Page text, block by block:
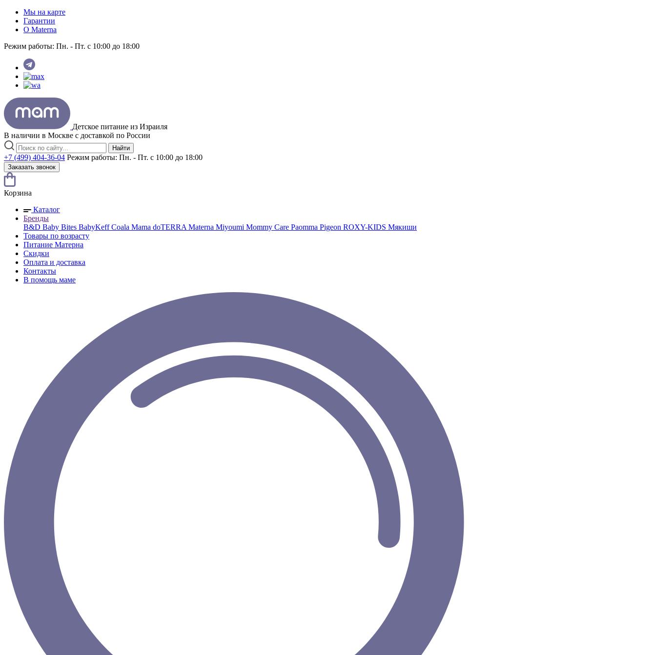
Мы на карте
Гарантии
O Materna
Режим работы: Пн. - Пт. с 10:00 до 18:00
Детское питание из Израиля
В наличии в Москве с доставкой по России
Найти
+7 (499) 404-36-04 Режим работы: Пн. - Пт. с 10:00 до 18:00
Заказать звонок
Корзина
Каталог
Бренды
B&D Baby Bites BabyKeffCoala Mama doTERRA Materna Miyoumi Mommy Care Paomma Pigeon ROXY-KIDS Мякиши
Товары по возрасту
Питание Матерна
Скидки
Оплата и доставка
Контакты
В помощь маме